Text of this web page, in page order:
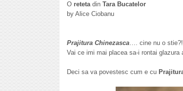
O retetadin Tara Bucatelor
by Alice Ciobanu
Prajitura Chinezasca…. cine nu o stie?!
Vai ce imi mai placea sa-i rontai
Deci sa va povestesc cum e cu